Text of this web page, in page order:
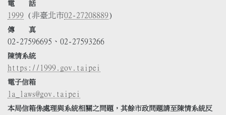
電 話
1999 (非臺北市02-27208889)
傳 真
02-27596695、02-27593266
陳情系統
https://1999.gov.taipei
電子信箱
la_laws@gov.taipei
本局信箱係處理與系統相關之問題，其餘市政問題請至陳情系統反